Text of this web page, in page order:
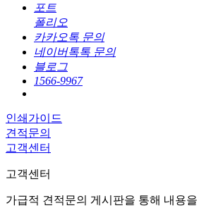
포트
폴리오
카카오톡 문의
네이버톡톡 문의
블로그
1566-9967
인쇄가이드
견적문의
고객센터
고객센터
가급적 견적문의 게시판을 통해 내용